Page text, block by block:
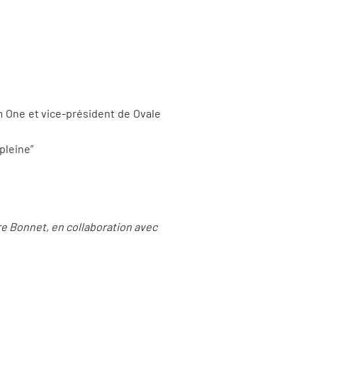
One et vice-président de Ovale
Bonnet, en collaboration avec